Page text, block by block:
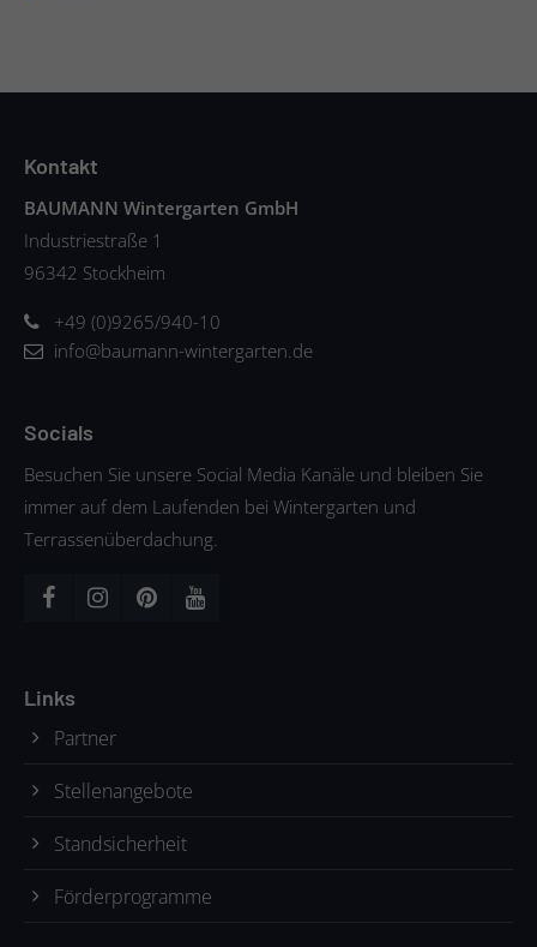
Kontakt
BAUMANN Wintergarten GmbH
Industriestraße 1
96342 Stockheim
+49 (0)9265/940-10
info@baumann-wintergarten.de
Socials
Besuchen Sie unsere Social Media Kanäle und bleiben Sie
immer auf dem Laufenden bei Wintergarten und
Terrassenüberdachung.
Links
Partner
Stellenangebote
Standsicherheit
Förderprogramme